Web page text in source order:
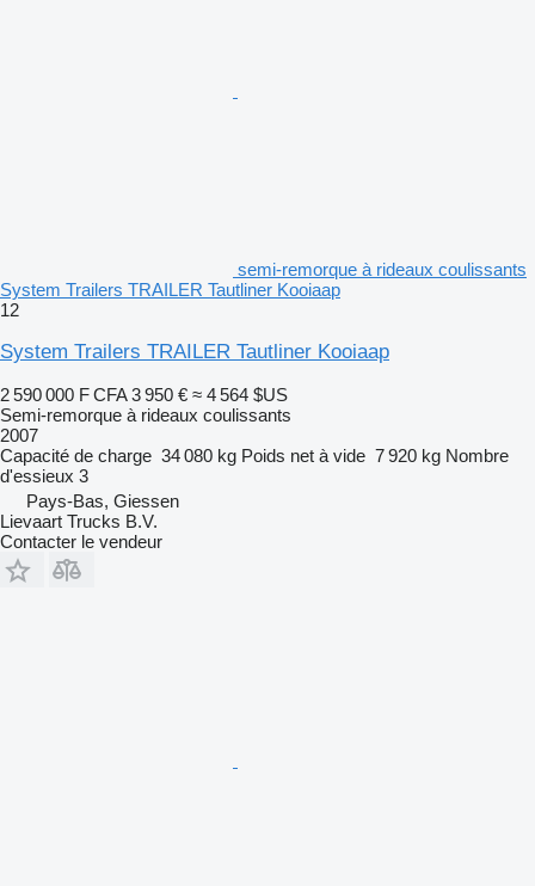
semi-remorque à rideaux coulissants
System Trailers TRAILER Tautliner Kooiaap
12
System Trailers TRAILER Tautliner Kooiaap
2 590 000 F CFA 3 950 € ≈ 4 564 $US
Semi-remorque à rideaux coulissants
2007
Capacité de charge 34 080 kg Poids net à vide 7 920 kg Nombre
d'essieux 3
Pays-Bas, Giessen
Lievaart Trucks B.V.
Contacter le vendeur